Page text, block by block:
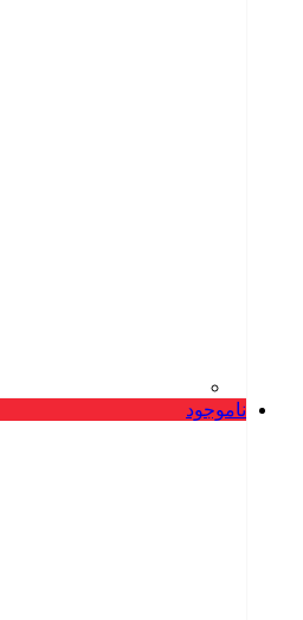
ناموجود